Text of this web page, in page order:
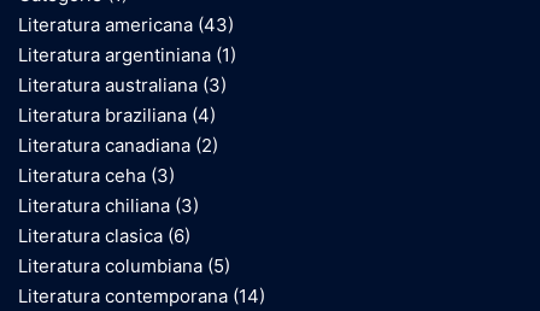
Literatura americana (43)
Literatura argentiniana (1)
Literatura australiana (3)
Literatura braziliana (4)
Literatura canadiana (2)
Literatura ceha (3)
Literatura chiliana (3)
Literatura clasica (6)
Literatura columbiana (5)
Literatura contemporana (14)